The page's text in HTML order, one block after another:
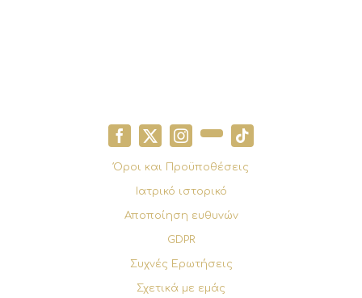
Όροι και Προϋποθέσεις
Ιατρικό ιστορικό
Αποποίηση ευθυνών
GDPR
Συχνές Ερωτήσεις
Σχετικά με εμάς